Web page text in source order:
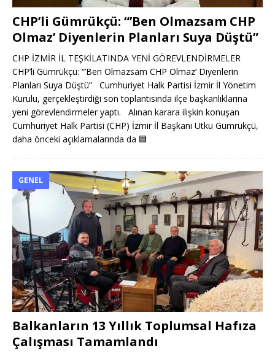
CHP’li Gümrükçü: “’Ben Olmazsam CHP
Olmaz’ Diyenlerin Planları Suya Düştü”
CHP İZMİR İL TEŞKİLATINDA YENİ GÖREVLENDİRMELER
CHP’li Gümrükçü: “’Ben Olmazsam CHP Olmaz’ Diyenlerin
Planları Suya Düştü” Cumhuriyet Halk Partisi İzmir İl Yönetim
Kurulu, gerçekleştirdiği son toplantısında ilçe başkanlıklarına
yeni görevlendirmeler yaptı. Alınan karara ilişkin konuşan
Cumhuriyet Halk Partisi (CHP) İzmir İl Başkanı Utku Gümrükçü,
daha önceki açıklamalarında da 🟦
GENEL
Balkanların 13 Yıllık Toplumsal Hafıza
Çalışması Tamamlandı